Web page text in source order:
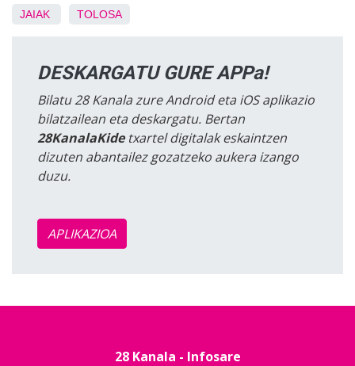
JAIAK TOLOSA
DESKARGATU GURE APPa!
Bilatu 28 Kanala zure Android eta iOS aplikazio
bilatzailean eta deskargatu. Bertan
28KanalaKidetxartel digitalak eskaintzen
dizuten abantailez gozatzeko aukera izango
duzu.
APLIKAZIOA
28 Kanala - Infosare